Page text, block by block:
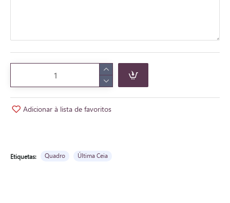
Adicionar à lista de favoritos
Etiquetas: Quadro Última Ceia